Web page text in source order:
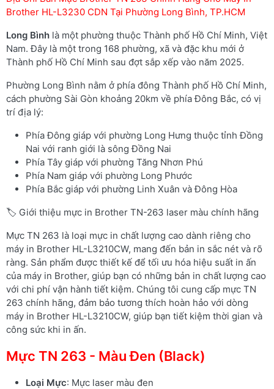
Brother HL-L3230 CDN Tại Phường Long Bình, TP.HCM
Long Bình là một phường thuộc Thành phố Hồ Chí Minh, Việt
Nam. Đây là một trong 168 phường, xã và đặc khu mới ở
Thành phố Hồ Chí Minh sau đợt sắp xếp vào năm 2025.
Phường Long Bình nằm ở phía đông Thành phố Hồ Chí Minh,
cách phường Sài Gòn khoảng 20km về phía Đông Bắc, có vị
trí địa lý:
Phía Đông giáp với phường Long Hưng thuộc tỉnh Đồng
Nai với ranh giới là sông Đồng Nai
Phía Tây giáp với phường Tăng Nhơn Phú
Phía Nam giáp với phường Long Phước
Phía Bắc giáp với phường Linh Xuân và Đông Hòa
🏷️ Giới thiệu mực in Brother TN-263 laser màu chính hãng
Mực TN 263 là loại mực in chất lượng cao dành riêng cho
máy in Brother HL-L3210CW, mang đến bản in sắc nét và rõ
ràng. Sản phẩm được thiết kế để tối ưu hóa hiệu suất in ấn
của máy in Brother, giúp bạn có những bản in chất lượng cao
với chi phí vận hành tiết kiệm. Chúng tôi cung cấp mực TN
263 chính hãng, đảm bảo tương thích hoàn hảo với dòng
máy in Brother HL-L3210CW, giúp bạn tiết kiệm thời gian và
công sức khi in ấn.
Mực TN 263 - Màu Đen (Black)
Loại Mực: Mực laser màu đen